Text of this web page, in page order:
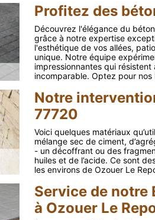
Profitez des
Découvrez l'élégance du
grâce à notre expertise
l'esthétique de vos allées,
unique. Notre équipe
impressionnantes qui
incomparable. Optez pour
Notre
77720
Voici quelques matériaux
mélange sec de ciment,
- un décoffrant ou des
huiles et de l’acide. Ce sont
les environs de Ozouer Le
Service de notre
à Ozouer Le